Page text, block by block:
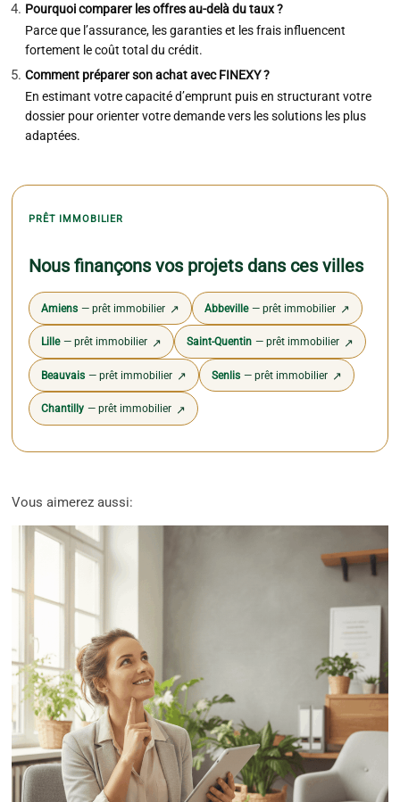
Pourquoi comparer les offres au-delà du taux ?
Parce que l’assurance, les garanties et les frais influencent
fortement le coût total du crédit.
Comment préparer son achat avec FINEXY ?
En estimant votre capacité d’emprunt puis en structurant votre
dossier pour orienter votre demande vers les solutions les plus
adaptées.
PRÊT IMMOBILIER
Nous finançons vos projets dans ces villes
Amiens — prêt immobilier ↗ Abbeville — prêt immobilier ↗
Lille — prêt immobilier ↗ Saint-Quentin — prêt immobilier ↗
Beauvais — prêt immobilier ↗ Senlis — prêt immobilier ↗
Chantilly — prêt immobilier ↗
Vous aimerez aussi: